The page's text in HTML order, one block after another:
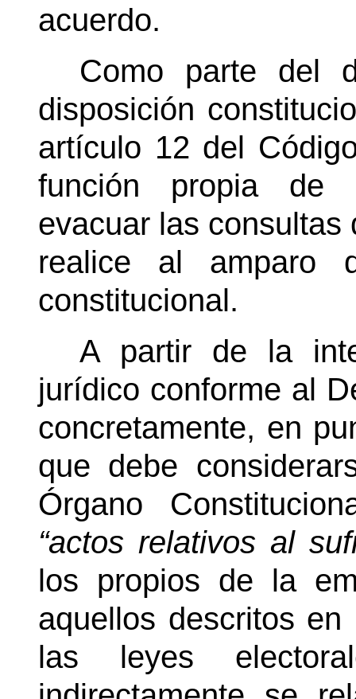
acuerdo.
Como parte del
disposición
artículo 12 del
función propia de
evacuar las consultas
realice al amparo
constitucional.
A partir de la
jurídico conforme al
concretamente, en
que debe
Órgano
“actos relativos al
los propios de la
aquellos descritos
las leyes